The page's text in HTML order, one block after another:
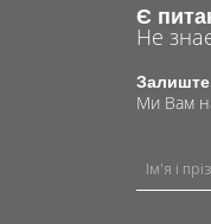
Є
Не
Залиште
Ми Вам